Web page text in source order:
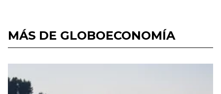
MÁS DE GLOBOECONOMÍA